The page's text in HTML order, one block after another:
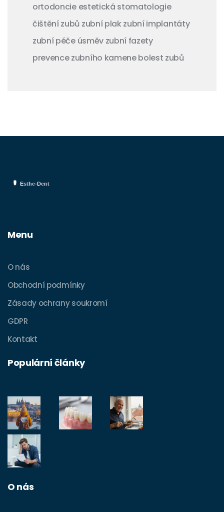
ortodoncie estetická stomatologie
čištění zubů zubní plak zubní implantáty
zubní péče úsměv zubní fazety
prevence zubního kamenebolest zubů
Menu
O nás
Obchodní podmínky
Zásady ochrany soukromí
GDPR
Kontakt
Populární články
O nás